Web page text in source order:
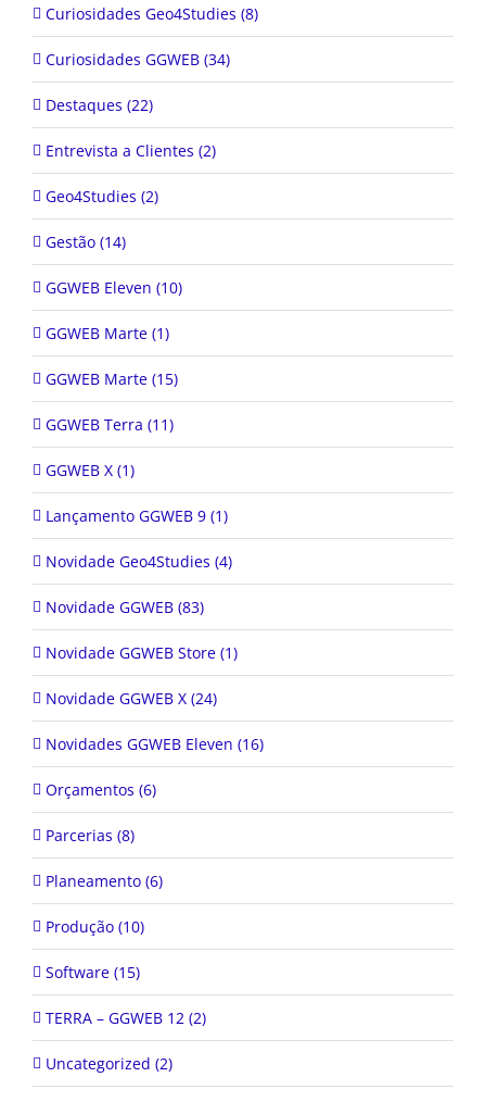
Curiosidades Geo4Studies (8)
Curiosidades GGWEB (34)
Destaques (22)
Entrevista a Clientes (2)
Geo4Studies (2)
Gestão (14)
GGWEB Eleven (10)
GGWEB Marte (1)
GGWEB Marte (15)
GGWEB Terra (11)
GGWEB X (1)
Lançamento GGWEB 9 (1)
Novidade Geo4Studies (4)
Novidade GGWEB (83)
Novidade GGWEB Store (1)
Novidade GGWEB X (24)
Novidades GGWEB Eleven (16)
Orçamentos (6)
Parcerias (8)
Planeamento (6)
Produção (10)
Software (15)
TERRA – GGWEB 12 (2)
Uncategorized (2)